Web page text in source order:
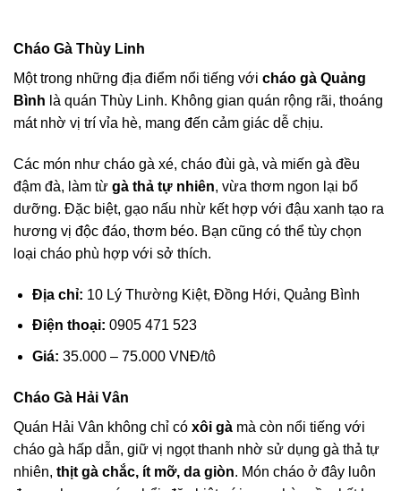
Cháo Gà Thùy Linh
Một trong những địa điểm nổi tiếng với cháo gà Quảng
Bình là quán Thùy Linh. Không gian quán rộng rãi, thoáng
mát nhờ vị trí vỉa hè, mang đến cảm giác dễ chịu.
Các món như cháo gà xé, cháo đùi gà, và miến gà đều
đậm đà, làm từ gà thả tự nhiên, vừa thơm ngon lại bổ
dưỡng. Đặc biệt, gạo nấu nhừ kết hợp với đậu xanh tạo ra
hương vị độc đáo, thơm béo. Bạn cũng có thể tùy chọn
loại cháo phù hợp với sở thích.
Địa chỉ: 10 Lý Thường Kiệt, Đồng Hới, Quảng Bình
Điện thoại: 0905 471 523
Giá: 35.000 – 75.000 VNĐ/tô
Cháo Gà Hải Vân
Quán Hải Vân không chỉ có xôi gà mà còn nổi tiếng với
cháo gà hấp dẫn, giữ vị ngọt thanh nhờ sử dụng gà thả tự
nhiên, thịt gà chắc, ít mỡ, da giòn. Món cháo ở đây luôn